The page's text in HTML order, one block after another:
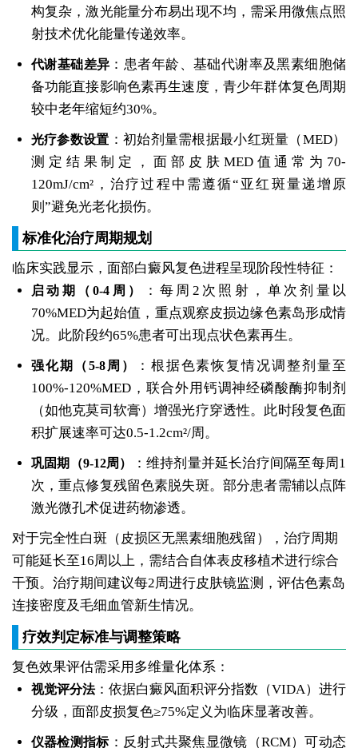
构复杂，激光能量分布易出现不均，需采用微焦点照
射技术优化能量传递效率。
代谢基础差异 ：患者年龄、基础代谢率及黑素细胞储
备功能直接影响色素再生速度，青少年群体复色周期
较中老年缩短约30%。
光疗参数设置 ：初始剂量需根据最小红斑量（MED）
测定结果制定，面部皮肤MED值通常为70-
120mJ/cm²，治疗过程中需遵循“亚红斑量递增原
则”避免光老化损伤。
标准化治疗周期规划
临床实践显示，面部白癜风复色进程呈现阶段性特征：
启动期（0-4周）
：每周2次照射，单次剂量以
70%MED为起始值，重点观察皮损边缘色素岛形成情
况。此阶段约65%患者可出现点状色素再生。
强化期（5-8周）
：根据色素恢复情况调整剂量至
100%-120%MED，联合外用钙调神经磷酸酶抑制剂
（如他克莫司软膏）增强光疗穿透性。此时段复色面
积扩展速率可达0.5-1.2cm²/周。
巩固期（9-12周）
：维持剂量并延长治疗间隔至每周1
次，重点修复残留色素脱失斑。部分患者需辅以点阵
激光微孔术促进药物渗透。
对于完全性白斑（皮损区无黑素细胞残留），治疗周期
可能延长至16周以上，需结合自体表皮移植术进行综合
干预。治疗期间建议每2周进行皮肤镜监测，评估色素岛
连接密度及毛细血管新生情况。
疗效判定标准与调整策略
复色效果评估需采用多维量化体系：
视觉评分法：依据白癜风面积评分指数（VIDA）进行
分级，面部皮损复色≥75%定义为临床显著改善。
仪器检测指标：反射式共聚焦显微镜（RCM）可动态